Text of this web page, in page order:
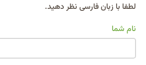
لطفا با زبان فارسی نظر دهید.
نام شما
Alternative: